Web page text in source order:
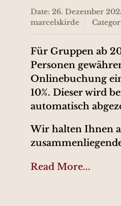
Date: 26. Dezember
marcelskirde
Für Gruppen ab
Personen
Onlinebuchung
10%. Dieser wird
automatisch
Wir halten Ihnen
Read More...